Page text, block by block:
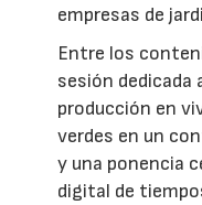
empresas de
Entre los
sesión dedicada
producción en
verdes en un
y una ponencia
digital de